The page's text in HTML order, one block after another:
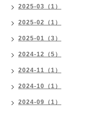
2025-03（1）
2025-02（1）
2025-01（3）
2024-12（5）
2024-11（1）
2024-10（1）
2024-09（1）